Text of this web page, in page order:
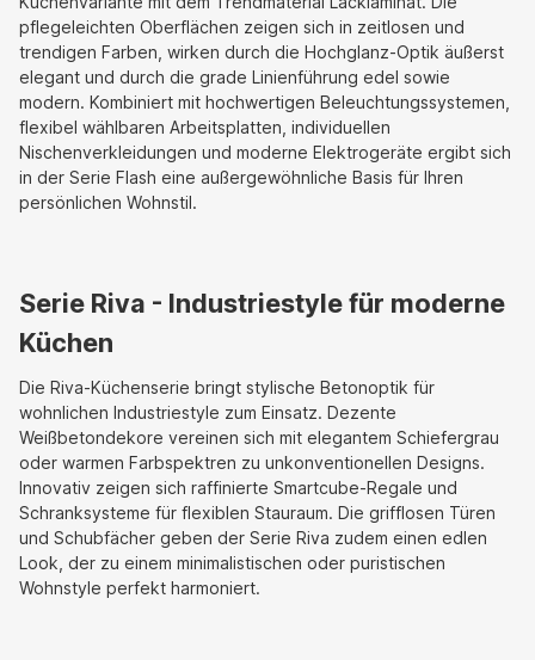
pflegeleichten Oberflächen zeigen sich in zeitlosen und
trendigen Farben, wirken durch die Hochglanz-Optik äußerst
elegant und durch die grade Linienführung edel sowie
modern. Kombiniert mit hochwertigen Beleuchtungssystemen,
flexibel wählbaren Arbeitsplatten, individuellen
Nischenverkleidungen und moderne Elektrogeräte ergibt sich
in der Serie Flash eine außergewöhnliche Basis für Ihren
persönlichen Wohnstil.
Serie Riva - Industriestyle für moderne
Küchen
Die Riva-Küchenserie bringt stylische Betonoptik für
wohnlichen Industriestyle zum Einsatz. Dezente
Weißbetondekore vereinen sich mit elegantem Schiefergrau
oder warmen Farbspektren zu unkonventionellen Designs.
Innovativ zeigen sich raffinierte Smartcube-Regale und
Schranksysteme für flexiblen Stauraum. Die grifflosen Türen
und Schubfächer geben der Serie Riva zudem einen edlen
Look, der zu einem minimalistischen oder puristischen
Wohnstyle perfekt harmoniert.